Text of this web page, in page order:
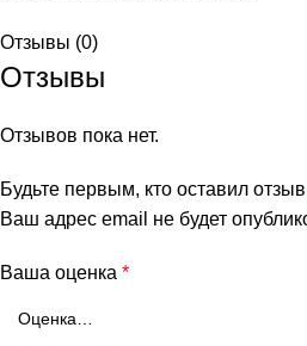
Отзывы (0)
Отзывы
Отзывов пока нет.
Будьте первым, кто оставил
Ваш адрес email не будет
Ваша оценка *